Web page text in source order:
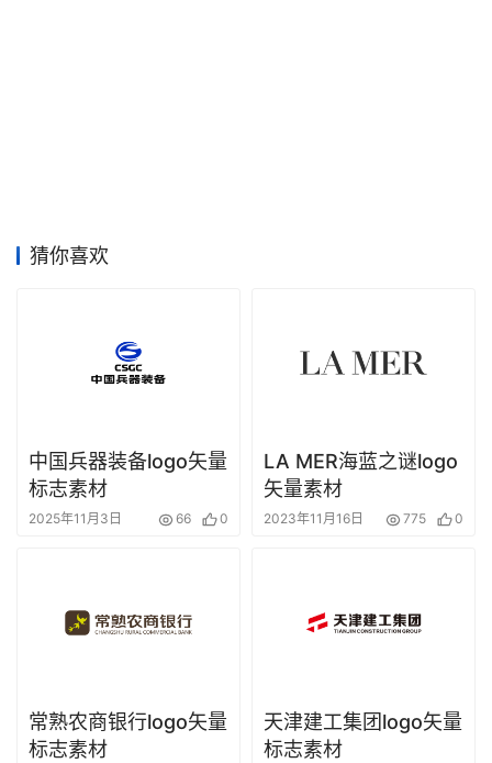
猜你喜欢
中国兵器装备logo矢量
标志素材
2025年11月3日 66 0
LA MER海蓝之谜logo
矢量素材
2023年11月16日 775 0
常熟农商银行logo矢量
标志素材
天津建工集团logo矢量
标志素材